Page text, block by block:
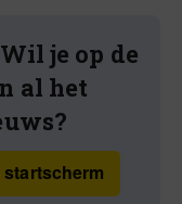
je op de
al het
startscherm